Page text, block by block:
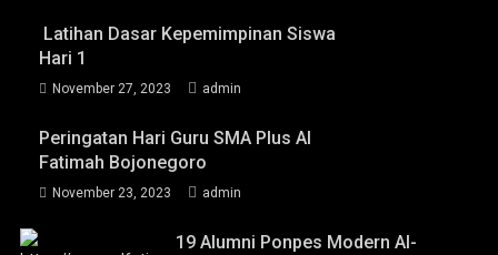
Latihan Dasar Kepemimpinan Siswa
Hari 1
November 27, 2023 admin
Peringatan Hari Guru SMA Plus Al
Fatimah Bojonegoro
November 23, 2023 admin
19 Alumni Ponpes Modern Al-